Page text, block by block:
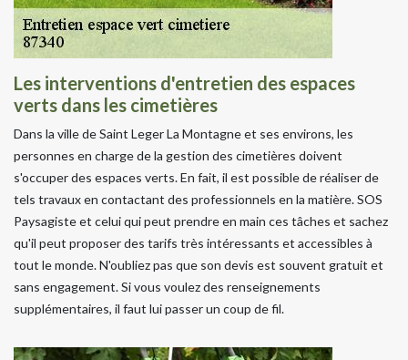
Les interventions d'entretien des espaces
verts dans les cimetières
Dans la ville de Saint Leger La Montagne et ses environs, les
personnes en charge de la gestion des cimetières doivent
s'occuper des espaces verts. En fait, il est possible de réaliser de
tels travaux en contactant des professionnels en la matière. SOS
Paysagiste et celui qui peut prendre en main ces tâches et sachez
qu'il peut proposer des tarifs très intéressants et accessibles à
tout le monde. N'oubliez pas que son devis est souvent gratuit et
sans engagement. Si vous voulez des renseignements
supplémentaires, il faut lui passer un coup de fil.